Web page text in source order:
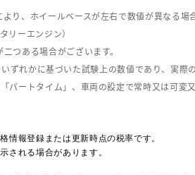
り、ホイールベースが左右で数値が異なる場
リーエンジン）
つある場合がございます。
れかに基づいた試験上の数値であり、実際
ートタイム」、車両の設定で常時又は可変
情報登録または更新時点の税率です。
される場合があります。